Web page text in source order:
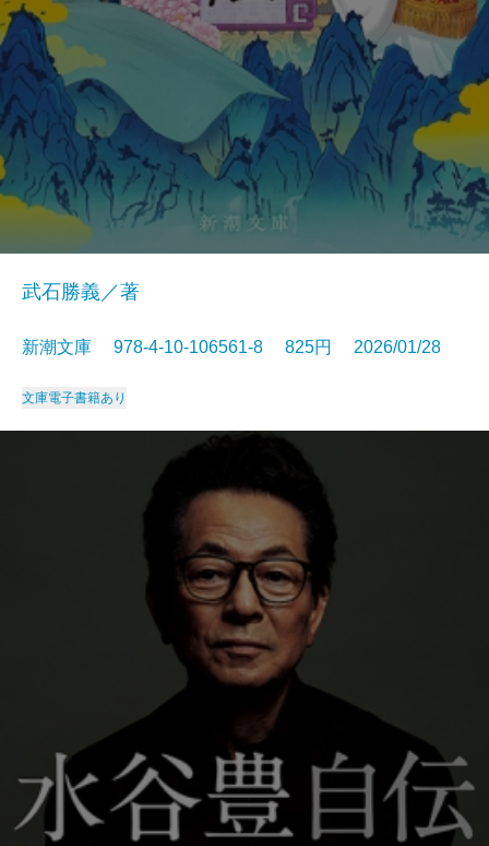
武石勝義／著
新潮文庫 978-4-10-106561-8 825円 2026/01/28
文庫電子書籍あり